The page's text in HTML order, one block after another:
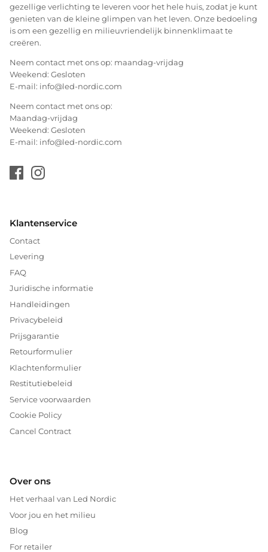
gezellige verlichting te leveren voor het hele huis, zodat je kunt
genieten van de kleine glimpen van het leven. Onze bedoeling
is om een gezellig en milieuvriendelijk binnenklimaat te
creëren.
Neem contact met ons op: maandag-vrijdag
Weekend: Gesloten
E-mail: info@led-nordic.com
Neem contact met ons op:
Maandag-vrijdag
Weekend: Gesloten
E-mail: info@led-nordic.com
Klantenservice
Contact
Levering
FAQ
Juridische informatie
Handleidingen
Privacybeleid
Prijsgarantie
Retourformulier
Klachtenformulier
Restitutiebeleid
Service voorwaarden
Cookie Policy
Cancel Contract
Over ons
Het verhaal van Led Nordic
Voor jou en het milieu
Blog
For retailer